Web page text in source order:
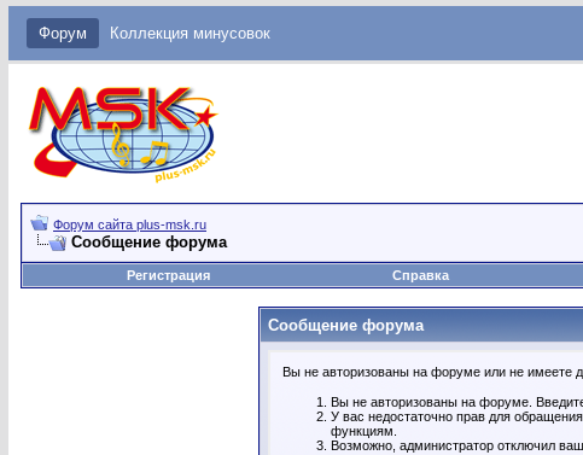
Форум Коллекция минусовок
Форум сайта plus-msk.ru
Сообщение форума
Регистрация
Справка
Сообщение форума
Вы не авторизованы на форуме или не имеете
Вы не авторизованы на форуме.
У вас недостаточно прав для
функциям.
Возможно, администратор отключил